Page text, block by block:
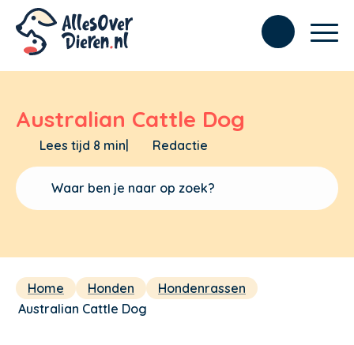
Australian Cattle Dog
Lees tijd 8 min| Redactie
Home Honden
Hondenrassen
Australian Cattle Dog